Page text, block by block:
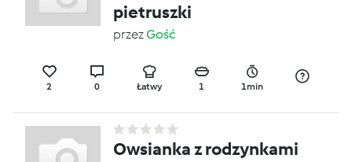
pietruszki
przezGość
2 0 Łatwy 1 1min
Owsianka z rodzynkami